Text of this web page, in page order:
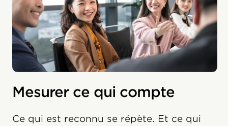
Mesurer ce qui compte
Ce qui est reconnu se répète. Et ce qui